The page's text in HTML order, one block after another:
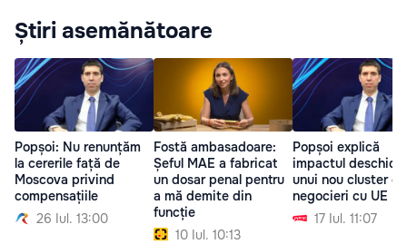
Știri asemănătoare
Popșoi: Nu renunțăm
la cererile față de
Moscova privind
compensațiile
26 Iul. 13:00
Fostă ambasadoare:
Șeful MAE a fabricat
un dosar penal pentru
a mă demite din
funcție
10 Iul. 10:13
Popșoi explică
impactul
unui nou cluster de
negocieri cu UE
17 Iul. 11:07